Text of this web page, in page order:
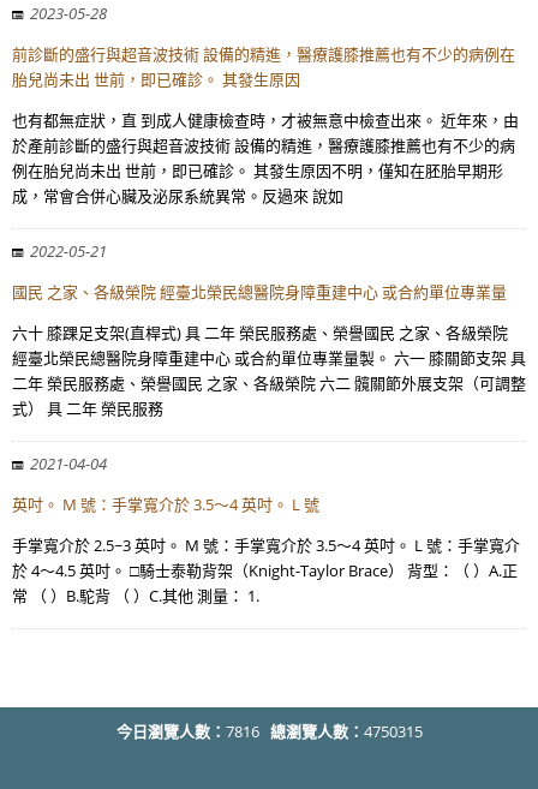
2023-05-28
前診斷的盛行與超音波技術 設備的精進，醫療護膝推薦也有不少的病例在
胎兒尚未出 世前，即已確診。 其發生原因
也有都無症狀，直 到成人健康檢查時，才被無意中檢查出來。 近年來，由
於產前診斷的盛行與超音波技術 設備的精進，醫療護膝推薦也有不少的病
例在胎兒尚未出 世前，即已確診。 其發生原因不明，僅知在胚胎早期形
成，常會合併心臟及泌尿系統異常。反過來 說如
2022-05-21
國民 之家、各級榮院 經臺北榮民總醫院身障重建中心 或合約單位專業量
六十 膝踝足支架(直桿式) 具 二年 榮民服務處、榮譽國民 之家、各級榮院
經臺北榮民總醫院身障重建中心 或合約單位專業量製。 六一 膝關節支架 具
二年 榮民服務處、榮譽國民 之家、各級榮院 六二 髖關節外展支架（可調整
式） 具 二年 榮民服務
2021-04-04
英吋。 M 號：手掌寬介於 3.5～4 英吋。 L 號
手掌寬介於 2.5~3 英吋。 M 號：手掌寬介於 3.5～4 英吋。 L 號：手掌寬介
於 4～4.5 英吋。 □騎士泰勒背架（Knight-Taylor Brace） 背型：（ ）A.正
常 （ ）B.駝背 （ ）C.其他 測量： 1.
今日瀏覽人數： 7816 總瀏覽人數： 4750315